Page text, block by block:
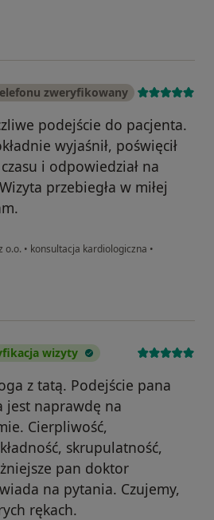
zweryfikowany
podejście do pacjenta.
wyjaśnił, poświęcił
i odpowiedział na
przebiegła w miłej
o.o. • konsultacja kardiologiczna •
wizyty
z tatą. Podejście pana
jest naprawdę na
Cierpliwość,
skrupulatność,
pan doktor
na pytania. Czujemy,
rękach.